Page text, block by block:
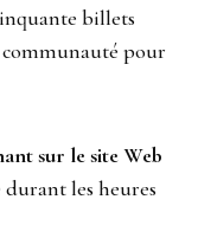
billets
communauté pour
sur le site Web
les heures